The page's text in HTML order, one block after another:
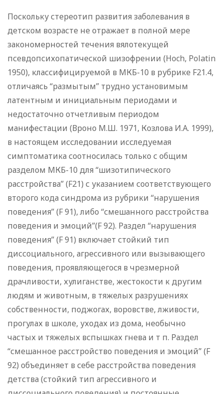
Поскольку стереотип развития заболевания в
детском возрасте не отражает в полной мере
закономерностей течения вялотекущей
псевдопсихопатической шизофрении (Hoch, Polatin
1950), классифицируемой в МКБ-10 в рубрике F21.4,
отличаясь “размытым” трудно установимым
латентным и инициальным периодами и
недостаточно отчетливым периодом
манифестации (Вроно М.Ш. 1971, Козлова И.А. 1999),
в настоящем исследовании исследуемая
симптоматика соотносилась только с общим
разделом МКБ-10 для “шизотипического
расстройства” (F21) с указанием соответствующего
второго кода синдрома из рубрики “нарушения
поведения” (F 91), либо “смешанного расстройства
поведения и эмоций”(F 92). Раздел “нарушения
поведения” (F 91) включает стойкий тип
диссоциального, агрессивного или вызывающего
поведения, проявляющегося в чрезмерной
драчливости, хулиганстве, жестокости к другим
людям и животным, в тяжелых разрушениях
собственности, поджогах, воровстве, лживости,
прогулах в школе, уходах из дома, необычно
частых и тяжелых вспышках гнева и т п. Раздел
“смешанное расстройство поведения и эмоций” (F
92) объединяет в себе расстройства поведения
детства (стойкий тип агрессивного и